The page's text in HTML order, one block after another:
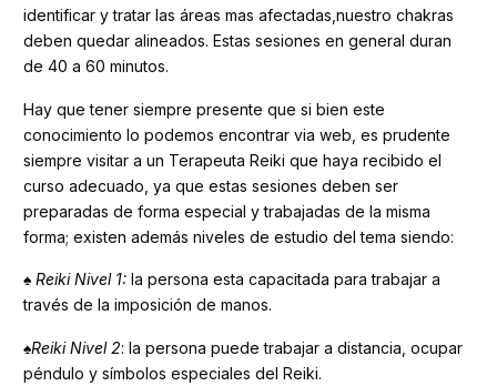
identificar y tratar las áreas mas afectadas,nuestro chakras
deben quedar alineados. Estas sesiones en general duran
de 40 a 60 minutos.
Hay que tener siempre presente que si bien este
conocimiento lo podemos encontrar via web, es prudente
siempre visitar a un Terapeuta Reiki que haya recibido el
curso adecuado, ya que estas sesiones deben ser
preparadas de forma especial y trabajadas de la misma
forma; existen además niveles de estudio del tema siendo:
♠ Reiki Nivel 1: la persona esta capacitada para trabajar a
través de la imposición de manos.
♠Reiki Nivel 2: la persona puede trabajar a distancia, ocupar
péndulo y símbolos especiales del Reiki.